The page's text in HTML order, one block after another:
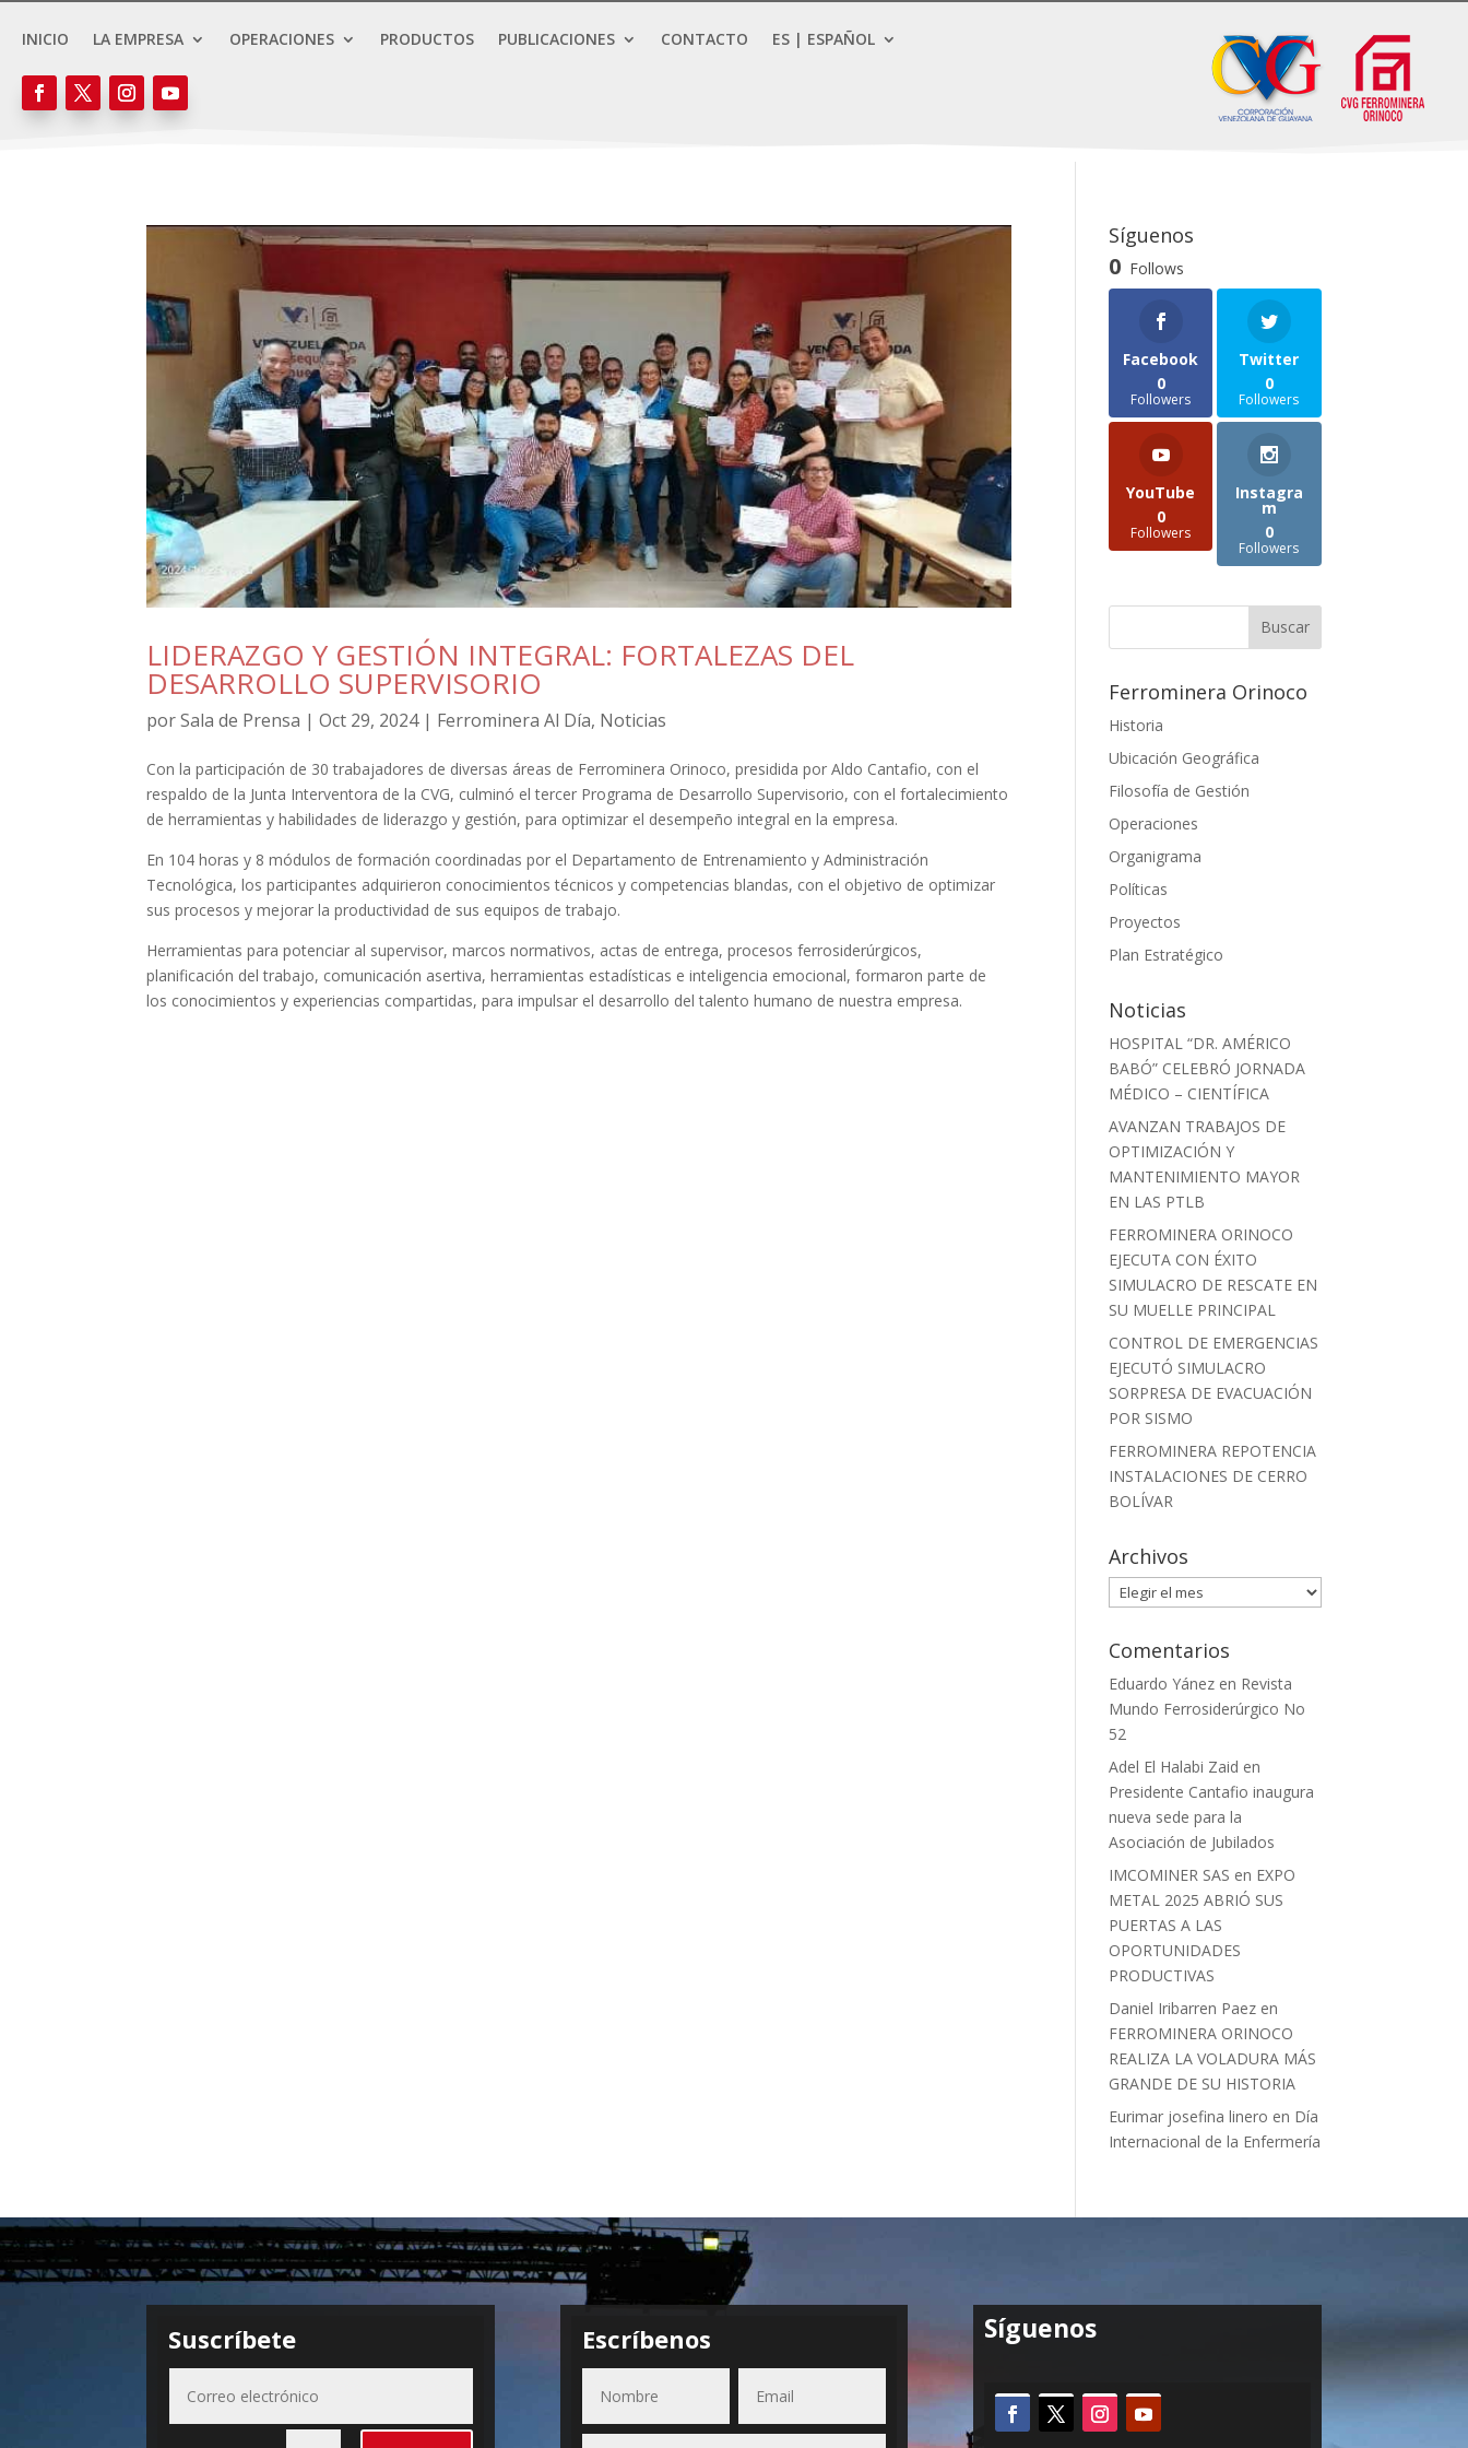
INICIO LA EMPRESA OPERACIONES PRODUCTOS PUBLICACIONES CONTACTO ES | ESPAÑOL
LIDERAZGO Y GESTIÓN INTEGRAL: FORTALEZAS DEL
DESARROLLO SUPERVISORIO
porSala de Prensa |Oct 29, 2024| Ferrominera Al Día, Noticias
Con la participación de 30 trabajadores de diversas áreas de Ferrominera Orinoco, presidida por Aldo Cantafio, con el
respaldo de la Junta Interventora de la CVG, culminó el tercer Programa de Desarrollo Supervisorio, con el fortalecimiento
de herramientas y habilidades de liderazgo y gestión, para optimizar el desempeño integral en la empresa.
En 104 horas y 8 módulos de formación coordinadas por el Departamento de Entrenamiento y Administración
Tecnológica, los participantes adquirieron conocimientos técnicos y competencias blandas, con el objetivo de optimizar
sus procesos y mejorar la productividad de sus equipos de trabajo.
Herramientas para potenciar al supervisor, marcos normativos, actas de entrega, procesos ferrosiderúrgicos,
planificación del trabajo, comunicación asertiva, herramientas estadísticas e inteligencia emocional, formaron parte de
los conocimientos y experiencias compartidas, para impulsar el desarrollo del talento humano de nuestra empresa.
Síguenos
0 Follows
Facebook
0
Followers
Twitter
0
Followers
YouTube
0
Followers
Instagra
m
0
Followers
Ferrominera Orinoco
Historia
Ubicación Geográfica
Filosofía de Gestión
Operaciones
Organigrama
Políticas
Proyectos
Plan Estratégico
Noticias
HOSPITAL “DR. AMÉRICO
BABÓ” CELEBRÓ JORNADA
MÉDICO – CIENTÍFICA
AVANZAN TRABAJOS DE
OPTIMIZACIÓN Y
MANTENIMIENTO MAYOR
EN LAS PTLB
FERROMINERA ORINOCO
EJECUTA CON ÉXITO
SIMULACRO DE RESCATE EN
SU MUELLE PRINCIPAL
CONTROL DE EMERGENCIAS
EJECUTÓ SIMULACRO
SORPRESA DE EVACUACIÓN
POR SISMO
FERROMINERA REPOTENCIA
INSTALACIONES DE CERRO
BOLÍVAR
Archivos
Archivos
Comentarios
Eduardo Yánez en Revista
Mundo Ferrosiderúrgico No
52
Adel El Halabi Zaid en
Presidente Cantafio inaugura
nueva sede para la
Asociación de Jubilados
IMCOMINER SAS en EXPO
METAL 2025 ABRIÓ SUS
PUERTAS A LAS
OPORTUNIDADES
PRODUCTIVAS
Daniel Iribarren Paez en
FERROMINERA ORINOCO
REALIZA LA VOLADURA MÁS
GRANDE DE SU HISTORIA
Eurimar josefina linero en Día
Internacional de la Enfermería
Suscríbete Escríbenos Síguenos